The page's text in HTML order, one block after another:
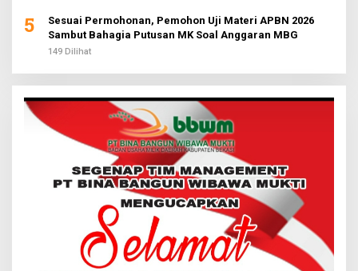
5
Sesuai Permohonan, Pemohon Uji Materi APBN 2026
Sambut Bahagia Putusan MK Soal Anggaran MBG
149 Dilihat